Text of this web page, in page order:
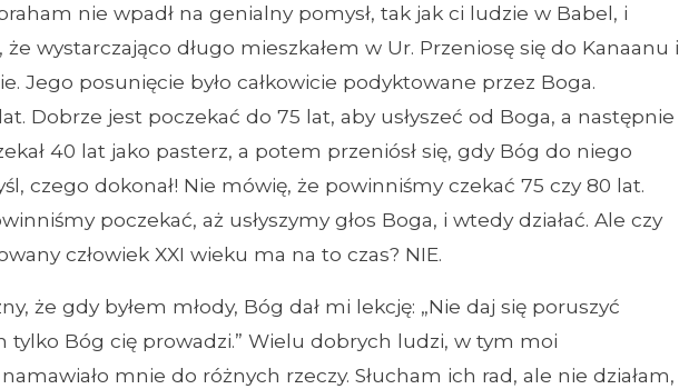
nie wpadł na genialny pomysł, tak jak ci ludzie w Babel, i
że wystarczająco długo mieszkałem w Ur. Przeniosę się do Kanaanu i
Jego posunięcie było całkowicie podyktowane przez Boga.
Dobrze jest poczekać do 75 lat, aby usłyszeć od Boga, a następnie
40 lat jako pasterz, a potem przeniósł się, gdy Bóg do niego
czego dokonał! Nie mówię, że powinniśmy czekać 75 czy 80 lat.
poczekać, aż usłyszymy głos Boga, i wtedy działać. Ale czy
człowiek XXI wieku ma na to czas? NIE.
że gdy byłem młody, Bóg dał mi lekcję: „Nie daj się poruszyć
tylko Bóg cię prowadzi.” Wielu dobrych ludzi, w tym moi
mnie do różnych rzeczy. Słucham ich rad, ale nie działam,